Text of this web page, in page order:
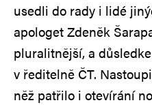
usedli do rady i lidé
apologet Zdeněk
pluralitnější, a
v ředitelně ČT.
něž patřilo i otevírání